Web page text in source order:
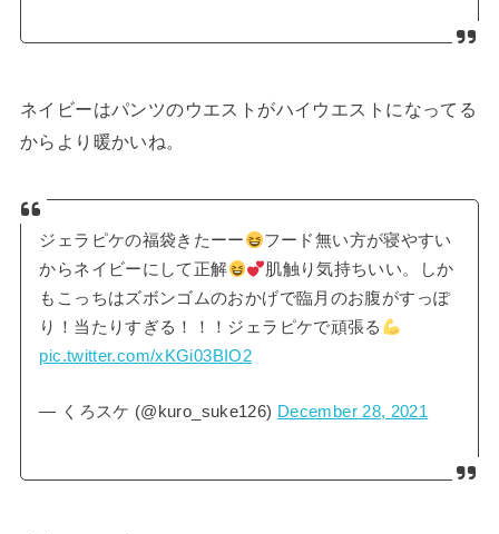
ネイビーはパンツのウエストがハイウエストになってる
からより暖かいね。
ジェラピケの福袋きたーー
フード無い方が寝やすい
からネイビーにして正解
肌触り気持ちいい。しか
もこっちはズボンゴムのおかげで臨月のお腹がすっぽ
り！当たりすぎる！！！ジェラピケで頑張る
pic.twitter.com/xKGi03BIO2
— くろスケ (@kuro_suke126) December 28, 2021